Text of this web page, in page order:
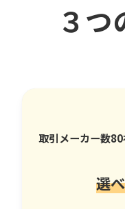
３つ
取引メーカー数
選